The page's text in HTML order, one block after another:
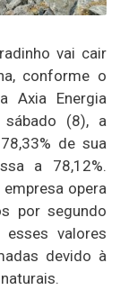
vai cair
conforme o
Axia Energia
sábado (8), a
de sua
a 78,12%.
opera
por segundo
valores
devido à